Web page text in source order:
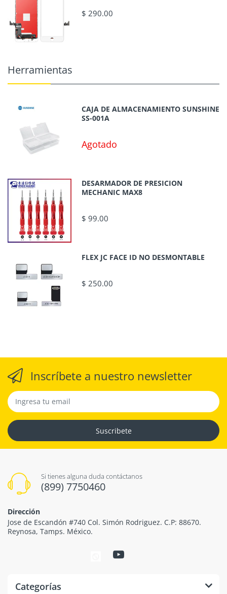
$ 290.00
Herramientas
CAJA DE ALMACENAMIENTO SUNSHINE
SS-001A
Agotado
DESARMADOR DE PRESICION
MECHANIC MAX8
$ 99.00
FLEX JC FACE ID NO DESMONTABLE
$ 250.00
Inscríbete a nuestro newsletter
Suscribete
Si tienes alguna duda contáctanos
(899) 7750460
Dirección
Jose de Escandón #740 Col. Simón Rodriguez. C.P: 88670.
Reynosa, Tamps. México.
Categorías